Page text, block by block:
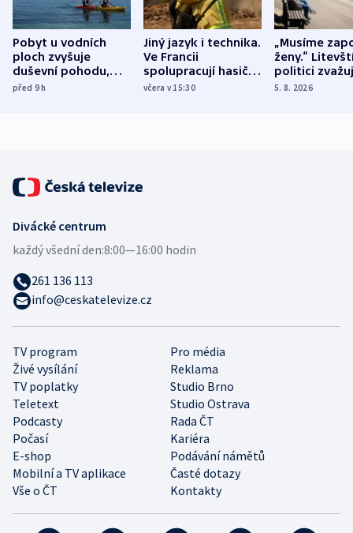
Pobyt u vodních
ploch zvyšuje
duševní pohodu,
ukázala
před 9h
Jiný jazyk i technika.
Ve Francii
spolupracují hasiči z
různých zemí
včera v 15:30
„Musíme
ženy.“
politici
dohodu o
5. 8. 2026
TV program
Pro média
Živé vysílání
Reklama
TV poplatky
Studio Brno
Teletext
Studio Ostrava
Podcasty
Rada ČT
Počasí
Kariéra
E-shop
Podávání námětů
Mobilní a TV aplikace
Časté dotazy
Vše o ČT
Kontakty
Divácké centrum
každý všední den:8:00—16:00 hodin
261 136 113
info@ceskatelevize.cz